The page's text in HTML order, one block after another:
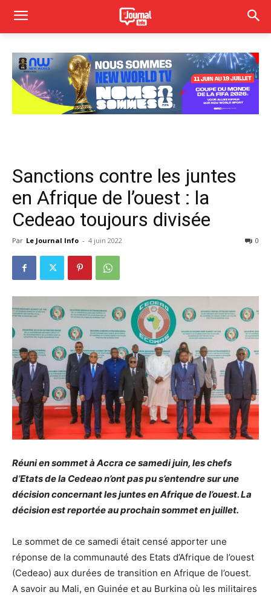
Sanctions contre les juntes
en Afrique de l’ouest : la
Cedeao toujours divisée
Par Le Journal Info - 4 juin 2022 0
Réuni en sommet à Accra ce samedi juin, les chefs
d’Etats de la Cedeao n’ont pas pu s’entendre sur une
décision concernant les juntes en Afrique de l’ouest. La
décision est reportée au prochain sommet en juillet.
Le sommet de ce samedi était censé apporter une
réponse de la communauté des Etats d’Afrique de l’ouest
(Cedeao) aux durées de transition en Afrique de l’ouest.
A savoir au Mali, en Guinée et au Burkina où les militaires